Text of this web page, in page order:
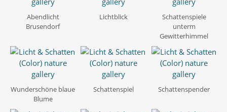
Abendlicht
Brusendorf
Lichtblick
Schattenspiele
unterm
Gewitterhimmel
Wunderschöne blaue
Blume
Schattenspiel Schattenspender